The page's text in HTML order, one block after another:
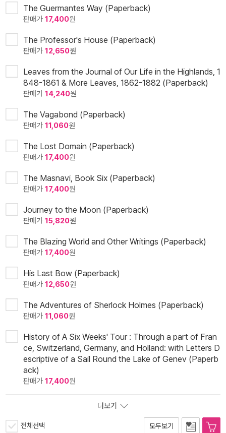
The Guermantes Way (Paperback)
판매가 17,400원
The Professor's House (Paperback)
판매가 12,650원
Leaves from the Journal of Our Life in the Highlands, 1
848-1861 & More Leaves, 1862-1882 (Paperback)
판매가 14,240원
The Vagabond (Paperback)
판매가 11,060원
The Lost Domain (Paperback)
판매가 17,400원
The Masnavi, Book Six (Paperback)
판매가 17,400원
Journey to the Moon (Paperback)
판매가 15,820원
The Blazing World and Other Writings (Paperback)
판매가 17,400원
His Last Bow (Paperback)
판매가 12,650원
The Adventures of Sherlock Holmes (Paperback)
판매가 11,060원
History of A Six Weeks' Tour : Through a part of Fran
ce, Switzerland, Germany, and Holland: with Letters D
escriptive of a Sail Round the Lake of Genev (Paperb
ack)
판매가 17,400원
더보기
전체선택 모두보기